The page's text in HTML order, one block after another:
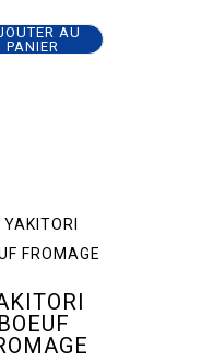
AU
PANIER
BOEUF